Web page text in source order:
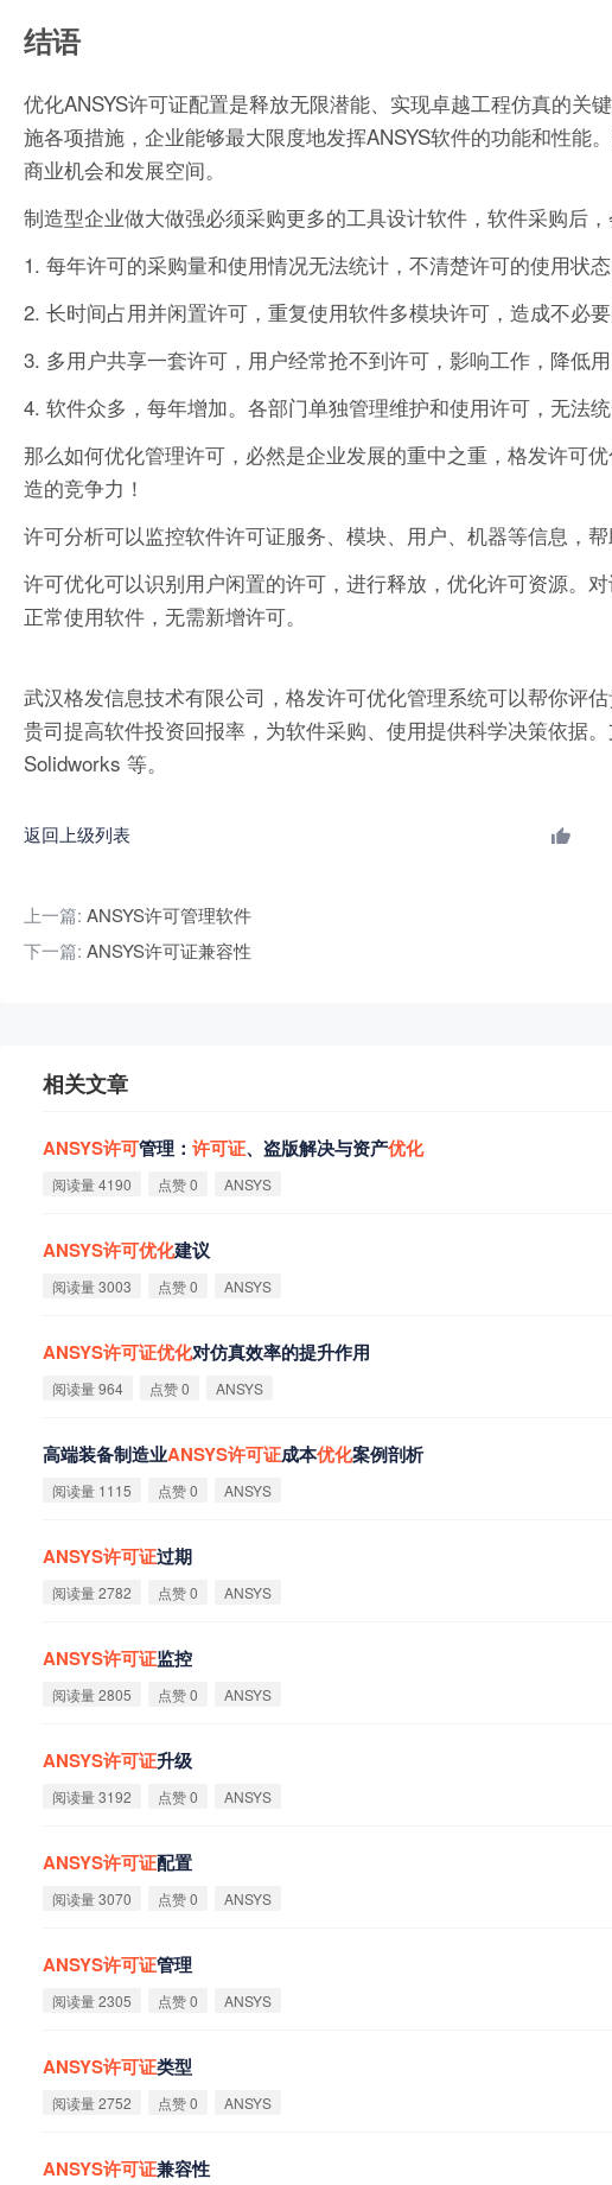
结语
优化ANSYS许可证配置是释放无限潜能、实现卓越工程仿真的
施各项措施，企业能够最大限度地发挥ANSYS软件的功能和性
商业机会和发展空间。
制造型企业做大做强必须采购更多的工具设计软件，软件采购后，
1. 每年许可的采购量和使用情况无法统计，不清楚许可的使用
2. 长时间占用并闲置许可，重复使用软件多模块许可，造成不必
3. 多用户共享一套许可，用户经常抢不到许可，影响工作，降低
4. 软件众多，每年增加。各部门单独管理维护和使用许可，无法
那么如何优化管理许可，必然是企业发展的重中之重，格发许可
造的竞争力！
许可分析可以监控软件许可证服务、模块、用户、机器等信息，
许可优化可以识别用户闲置的许可，进行释放，优化许可资源。
正常使用软件，无需新增许可。
武汉格发信息技术有限公司，格发许可优化管理系统可以帮你评
贵司提高软件投资回报率，为软件采购、使用提供科学决策依据
Solidworks 等。
返回上级列表
上一篇: ANSYS许可管理软件
下一篇: ANSYS许可证兼容性
相关文章
ANSYS许可管理： 许可证、盗版解决与资产优化
阅读量 4190 点赞 0 ANSYS
ANSYS许可优化建议
阅读量 3003 点赞 0 ANSYS
ANSYS许可证优化对仿真效率的提升作用
阅读量 964 点赞 0 ANSYS
高端装备制造业ANSYS许可证成本优化案例剖析
阅读量 1115 点赞 0 ANSYS
ANSYS许可证过期
阅读量 2782 点赞 0 ANSYS
ANSYS许可证监控
阅读量 2805 点赞 0 ANSYS
ANSYS许可证升级
阅读量 3192 点赞 0 ANSYS
ANSYS许可证配置
阅读量 3070 点赞 0 ANSYS
ANSYS许可证管理
阅读量 2305 点赞 0 ANSYS
ANSYS许可证类型
阅读量 2752 点赞 0 ANSYS
ANSYS许可证兼容性